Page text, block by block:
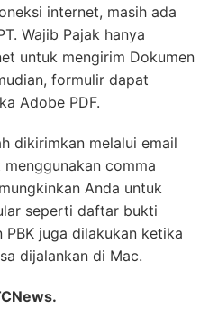
internet, masih ada
Wajib Pajak hanya
untuk mengirim Dokumen
formulir dapat
Adobe PDF.
dikirimkan melalui email
comma
Anda untuk
seperti daftar bukti
juga dilakukan ketika
dijalankan di Mac.